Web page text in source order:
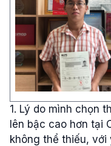
1. Lý do mình chọn
lên bậc cao hơn tại
không thể thiếu, với